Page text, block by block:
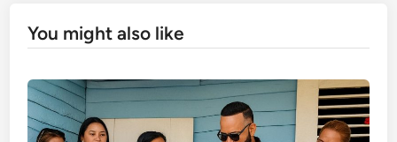
You might also like